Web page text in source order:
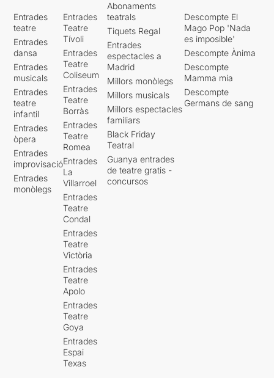
Entrades
teatre
Entrades
dansa
Entrades
musicals
Entrades
teatre
infantil
Entrades
òpera
Entrades
improvisació
Entrades
monòlegs
Entrades
Teatre
Tívoli
Entrades
Teatre
Coliseum
Entrades
Teatre
Borràs
Entrades
Teatre
Romea
Entrades
La
Villarroel
Entrades
Teatre
Condal
Entrades
Teatre
Victòria
Entrades
Teatre
Apolo
Entrades
Teatre
Goya
Entrades
Espai
Texas
Abonaments
teatrals
Tiquets Regal
Entrades
espectacles a
Madrid
Millors monòlegs
Millors musicals
Millors espectacles
familiars
Black Friday
Teatral
Guanya entrades
de teatre gratis -
concursos
Descompte El
Mago Pop 'Nada
es imposible'
Descompte Ànima
Descompte
Mamma mia
Descompte
Germans de sang